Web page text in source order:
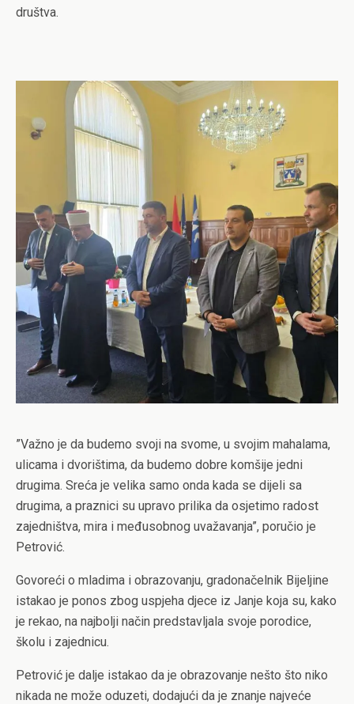
društva.
”Važno je da budemo svoji na svome, u svojim mahalama,
ulicama i dvorištima, da budemo dobre komšije jedni
drugima. Sreća je velika samo onda kada se dijeli sa
drugima, a praznici su upravo prilika da osjetimo radost
zajedništva, mira i međusobnog uvažavanja”, poručio je
Petrović.
Govoreći o mladima i obrazovanju, gradonačelnik Bijeljine
istakao je ponos zbog uspjeha djece iz Janje koja su, kako
je rekao, na najbolji način predstavljala svoje porodice,
školu i zajednicu.
Petrović je dalje istakao da je obrazovanje nešto što niko
nikada ne može oduzeti, dodajući da je znanje najveće